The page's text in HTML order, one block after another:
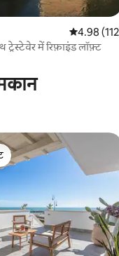
औसत रेटिंग
4.98
ट्रेस्टेवेर में रिफ़ाइंड लॉफ़्ट